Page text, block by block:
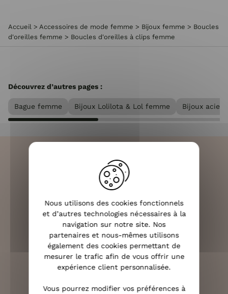
Accueil > Accessoires de mode femme > Bijoux femme > Boucles
d'oreilles femme > Boucles d'oreilles à clips femme
Découvrez d’autres pages :
Bague femme Bijoux Lolilota & Lol femme Bijoux acier
LIVRAISON RAPIDE
RETOURS SOUS 14 JOURS
(VOIR LES CONDITIONS)
Nous utilisons des cookies fonctionnels
et d’autres technologies nécessaires à la
navigation sur notre site. Nos
partenaires et nous-mêmes utilisons
également des cookies permettant de
mesurer le trafic afin de vous offrir une
expérience client personnalisée.
Vous pourrez modifier vos préférences à